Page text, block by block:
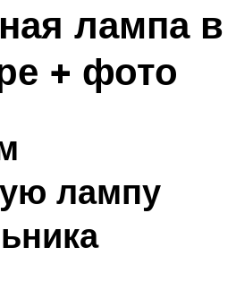
лампа в
+ фото
лампу